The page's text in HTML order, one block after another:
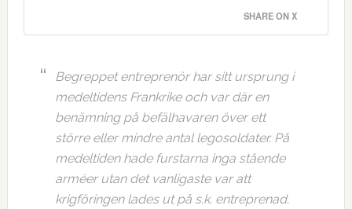
SHARE ON X
Begreppet entreprenör har sitt ursprung i
medeltidens Frankrike och var där en
benämning på befälhavaren över ett
större eller mindre antal legosoldater. På
medeltiden hade furstarna inga stående
arméer utan det vanligaste var att
krigföringen lades ut på s.k. entreprenad.